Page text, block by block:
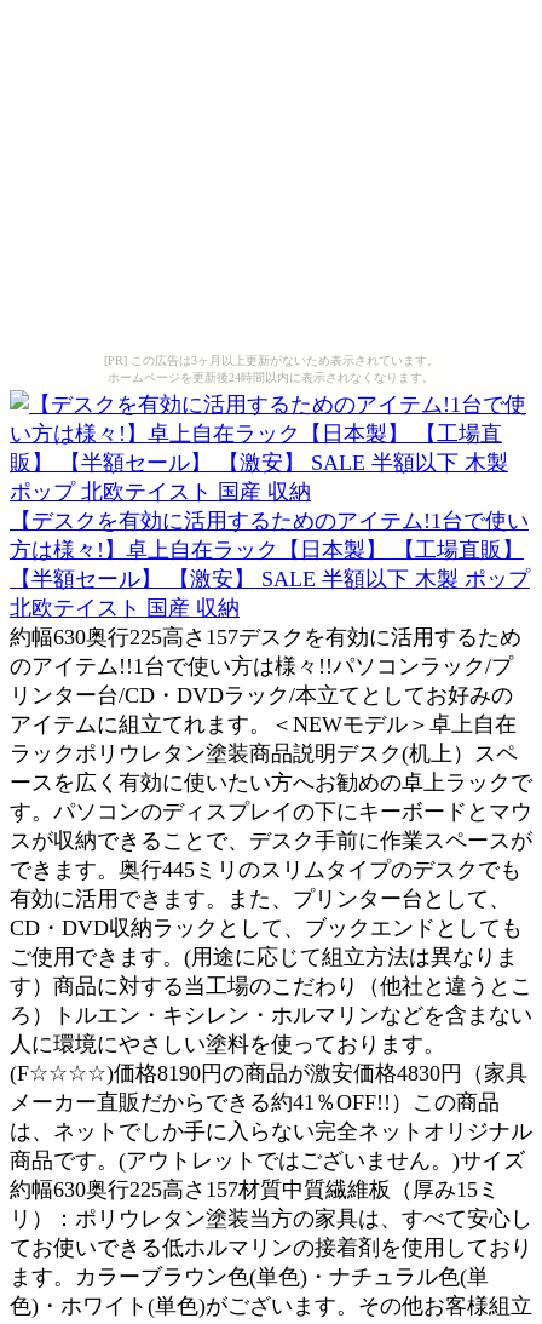
[PR] この広告は3ヶ月以上更新がないため表示されています。
ホームページを更新後24時間以内に表示されなくなります。
【デスクを有効に活用するためのアイテム!1台で使い
方は様々!】卓上自在ラック【日本製】 【工場直販】
【半額セール】 【激安】 SALE 半額以下 木製 ポップ
北欧テイスト 国産 収納
約幅630奥行225高さ157デスクを有効に活用するため
のアイテム!!1台で使い方は様々!!パソコンラック/プ
リンター台/CD・DVDラック/本立てとしてお好みの
アイテムに組立てれます。＜NEWモデル＞卓上自在
ラックポリウレタン塗装商品説明デスク(机上）スペ
ースを広く有効に使いたい方へお勧めの卓上ラックで
す。パソコンのディスプレイの下にキーボードとマウ
スが収納できることで、デスク手前に作業スペースが
できます。奥行445ミリのスリムタイプのデスクでも
有効に活用できます。また、プリンター台として、
CD・DVD収納ラックとして、ブックエンドとしても
ご使用できます。(用途に応じて組立方法は異なりま
す）商品に対する当工場のこだわり（他社と違うとこ
ろ）トルエン・キシレン・ホルマリンなどを含まない
人に環境にやさしい塗料を使っております。
(F☆☆☆☆)価格8190円の商品が激安価格4830円（家具
メーカー直販だからできる約41％OFF!!）この商品
は、ネットでしか手に入らない完全ネットオリジナル
商品です。(アウトレットではございません。)サイズ
約幅630奥行225高さ157材質中質繊維板（厚み15ミ
リ）：ポリウレタン塗装当方の家具は、すべて安心し
てお使いできる低ホルマリンの接着剤を使用しており
ます。カラーブラウン色(単色)・ナチュラル色(単
色)・ホワイト(単色)がございます。その他お客様組立